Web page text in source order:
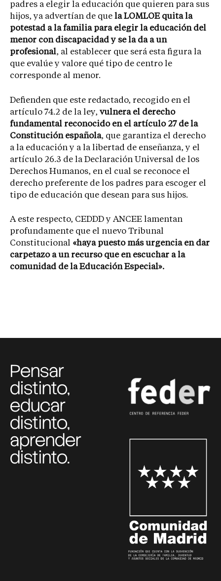
padres a elegir la educación que quieren para sus
hijos, ya advertían de que la LOMLOE quita la
potestad a la familia para elegir la educación del
menor con discapacidad y se la da a un
profesional, al establecer que será esta figura la
que evalúe y valore qué tipo de centro le
corresponde al menor.
Defienden que este redactado, recogido en el
artículo 74.2 de la ley, vulnera el derecho
fundamental reconocido en el artículo 27 de la
Constitución española, que garantiza el derecho
a la educación y a la libertad de enseñanza, y el
artículo 26.3 de la Declaración Universal de los
Derechos Humanos, en el cual se reconoce el
derecho preferente de los padres para escoger el
tipo de educación que desean para sus hijos.
A este respecto, CEDDD y ANCEE lamentan
profundamente que el nuevo Tribunal
Constitucional «haya puesto más urgencia en dar
carpetazo a un recurso que en escuchar a la
comunidad de la Educación Especial».
Pensar
distinto,
educar
distinto,
aprender
distinto.